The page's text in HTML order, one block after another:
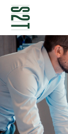
NEWSLETTERS
CONTACT